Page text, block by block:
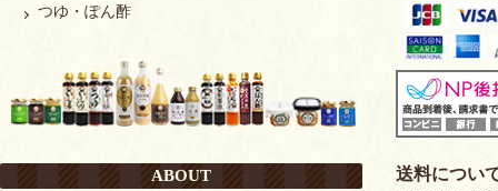
つゆ・ぽん酢
ABOUT 送料につい